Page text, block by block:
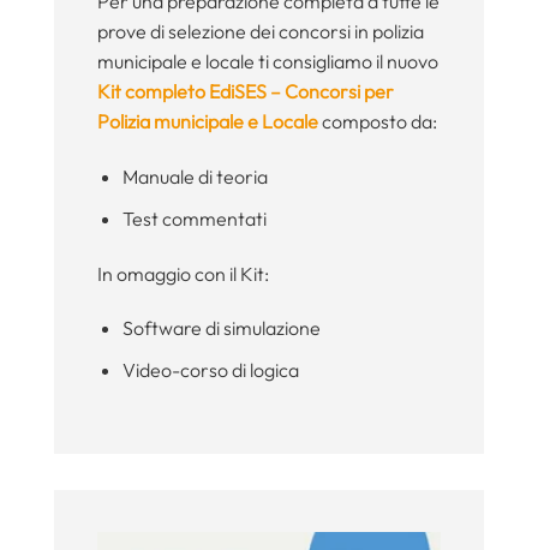
prove di selezione dei concorsi in polizia
municipale e locale ti consigliamo il nuovo
Kit completo EdiSES – Concorsi per
Polizia municipale e Localecomposto da:
Manuale di teoria
Test commentati
In omaggio con il Kit:
Software di simulazione
Video-corso di logica